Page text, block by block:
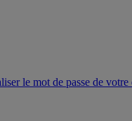
le mot de passe de votre